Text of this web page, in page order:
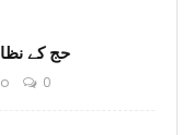
حج کے
0